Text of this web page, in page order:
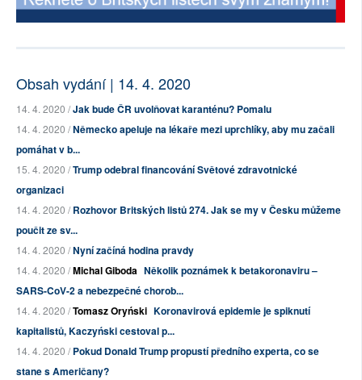
Obsah vydání | 14. 4. 2020
14. 4. 2020 /Jak bude ČR uvolňovat karanténu? Pomalu
14. 4. 2020 /Německo apeluje na lékaře mezi uprchlíky, aby mu začali
pomáhat v b...
15. 4. 2020 /Trump odebral financování Světové zdravotnické
organizaci
14. 4. 2020 /Rozhovor Britských listů 274. Jak se my v Česku můžeme
poučit ze sv...
14. 4. 2020 /Nyní začíná hodina pravdy
14. 4. 2020 /Michal Giboda Několik poznámek k betakoronaviru –
SARS-CoV-2 a nebezpečné chorob...
14. 4. 2020 /Tomasz Oryński Koronavirová epidemie je spiknutí
kapitalistů, Kaczyński cestoval p...
14. 4. 2020 /Pokud Donald Trump propustí předního experta, co se
stane s Američany?